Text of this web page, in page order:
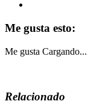
Me gusta esto:
Me gusta Cargando...
Relacionado